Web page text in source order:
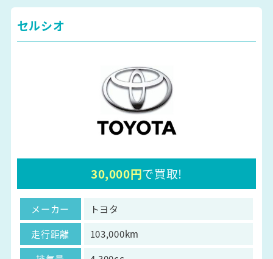
セルシオ
30,000円で買取!
メーカー
トヨタ
走行距離
103,000km